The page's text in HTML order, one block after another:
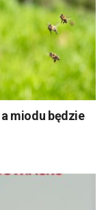
miodu będzie